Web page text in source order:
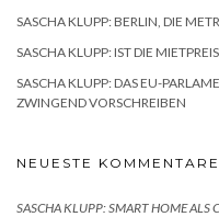
SASCHA KLUPP: BERLIN, DIE
SASCHA KLUPP: IST DIE
SASCHA KLUPP: DAS EU-
ZWINGEND VORSCHREIBEN
NEUESTE KOMMENTARE
SASCHA KLUPP: SMART HOME ALS